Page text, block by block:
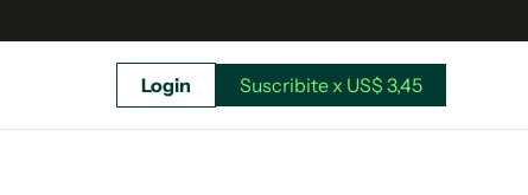
Login Suscribite x US$ 3,45